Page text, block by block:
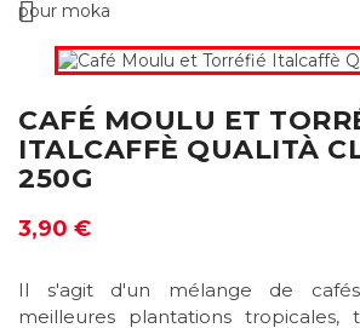

CAFÉ MOULU ET
ITALCAFFÈ QUALITÀ
250G
3,90 €
Il s'agit d'un mélange de
meilleures plantations tropicales,